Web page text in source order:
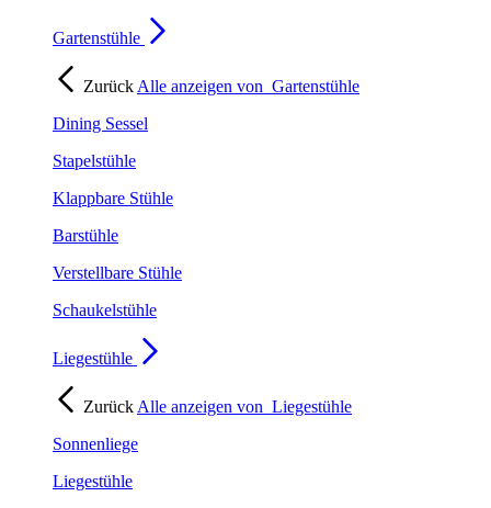
Gartenstühle
Zurück Alle anzeigen von Gartenstühle
Dining Sessel
Stapelstühle
Klappbare Stühle
Barstühle
Verstellbare Stühle
Schaukelstühle
Liegestühle
Zurück Alle anzeigen von Liegestühle
Sonnenliege
Liegestühle